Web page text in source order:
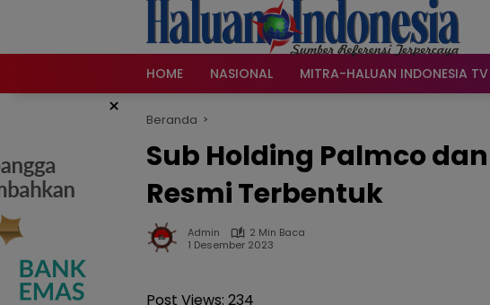
HOME NASIONAL MITRA-HALUAN INDONESIA TV
× Beranda
Sub Holding Palmco
Resmi Terbentuk
Admin
2 Min Baca
1 Desember 2023
Post Views: 234